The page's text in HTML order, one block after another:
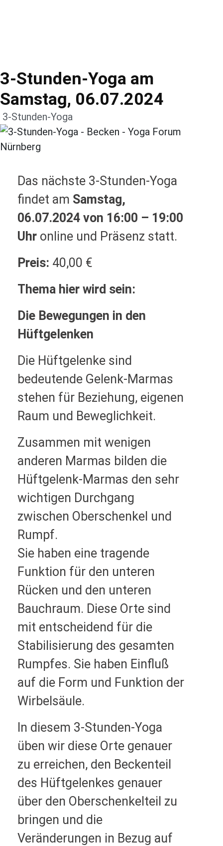
3-Stunden-Yoga am
Samstag, 06.07.2024
3-Stunden-Yoga
Das nächste 3-Stunden-Yoga
findet am Samstag,
06.07.2024 von 16:00 – 19:00
Uhr online und Präsenz statt.
Preis: 40,00 €
Thema hier wird sein:
Die Bewegungen in den
Hüftgelenken
Die Hüftgelenke sind
bedeutende Gelenk-Marmas
stehen für Beziehung, eigenen
Raum und Beweglichkeit.
Zusammen mit wenigen
anderen Marmas bilden die
Hüftgelenk-Marmas den sehr
wichtigen Durchgang
zwischen Oberschenkel und
Rumpf.
Sie haben eine tragende
Funktion für den unteren
Rücken und den unteren
Bauchraum. Diese Orte sind
mit entscheidend für die
Stabilisierung des gesamten
Rumpfes. Sie haben Einfluß
auf die Form und Funktion der
Wirbelsäule.
In diesem 3-Stunden-Yoga
üben wir diese Orte genauer
zu erreichen, den Beckenteil
des Hüftgelenkes genauer
über den Oberschenkelteil zu
bringen und die
Veränderungen in Bezug auf